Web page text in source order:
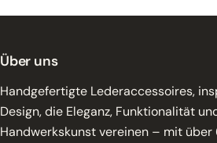
Über uns
Handgefertigte Lederaccessoires,
Design, die Eleganz, Funktionalität
Handwerkskunst vereinen – mit